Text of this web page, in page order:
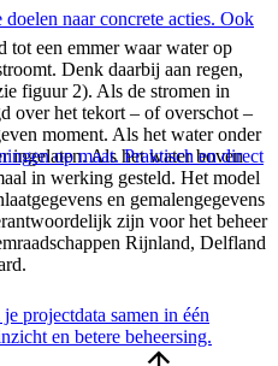
doelen naar concrete acties. Ook
op maat. Praktisch en direct
projectdata samen in één
en betere beheersing.
tot een emmer waar water op
Denk daarbij aan regen,
figuur 2). Als de stromen in
over het tekort – of overschot –
moment. Als het water onder
ingelaten. Als het water boven
in werking gesteld. Het model
en gemalengegevens
zijn voor het beheer
Rijnland, Delfland